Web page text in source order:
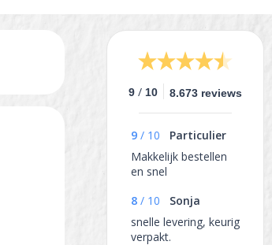
9 / 10 8.673 reviews
9 / 10
Particulier
Makkelijk bestellen
en snel
8 / 10
Sonja
snelle levering, keurig
verpakt.